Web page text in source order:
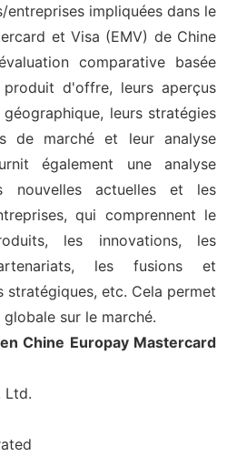
impliquées dans le
et Visa (EMV) de Chine
comparative basée
d'offre, leurs aperçus
leurs stratégies
de marché et leur analyse
également une analyse
nouvelles actuelles et les
qui comprennent le
les innovations, les
les fusions et
stratégiques, etc. Cela permet
sur le marché.
Chine Europay Mastercard
Ltd.